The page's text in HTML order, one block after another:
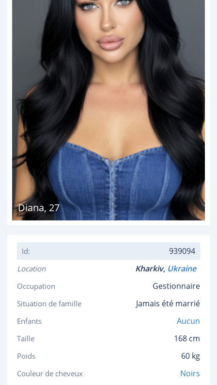
Diana, 27
Id: 939094
Location Kharkiv, Ukraine
Occupation Gestionnaire
Situation de famille Jamais été marrié
Enfants Aucun
Taille 168 cm
Poids 60 kg
Couleur de cheveux Noirs